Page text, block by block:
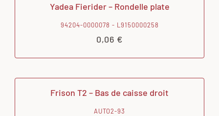
Yadea Fierider – Rondelle plate
94204-0000078 - L9150000258
0,06 €
Frison T2 – Bas de caisse droit
AUTO2-93